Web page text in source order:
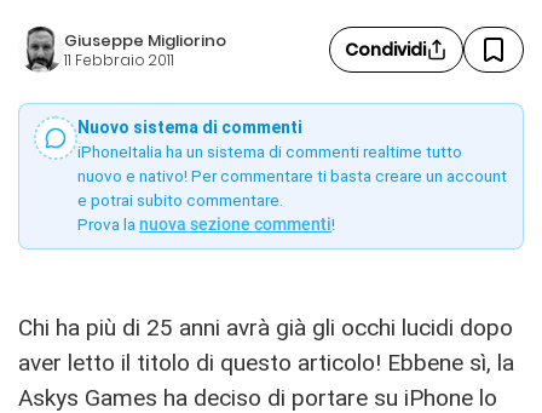
Giuseppe Migliorino
11 Febbraio 2011 Condividi
Nuovo sistema di commenti
iPhoneItalia ha un sistema di commenti realtime tutto
nuovo e nativo! Per commentare ti basta creare un account
e potrai subito commentare.
Prova la nuova sezione commenti!
Chi ha più di 25 anni avrà già gli occhi lucidi dopo
aver letto il titolo di questo articolo! Ebbene sì, la
Askys Games ha deciso di portare su iPhone lo